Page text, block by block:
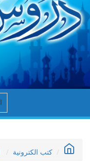
كتب الكترونية